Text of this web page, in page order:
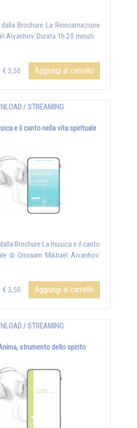
Brochure La Reincarnazione
Aïvanhov. Durata 1h 20 minuti
€ 3,50 Aggiungi al carrello
/ STREAMING
e il canto nella vita spirituale
Brochure La musica e il canto
di Omraam Mikhaël Aïvanhov.
€ 3,50 Aggiungi al carrello
/ STREAMING
strumento dello spirito